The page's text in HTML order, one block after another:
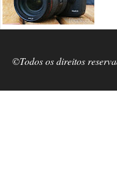
©Todos os direitos